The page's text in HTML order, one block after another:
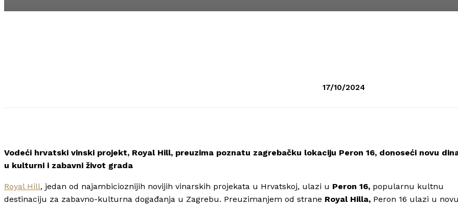
17/10/2024
Vodeći hrvatski vinski projekt, Royal Hill, preuzima poznatu zagrebačku lokaciju Peron 16, donoseći novu
u kulturni i zabavni život grada
Royal Hill, jedan od najambicioznijih novijih vinarskih projekata u Hrvatskoj, ulazi u Peron 16, popularnu kultnu
destinaciju za zabavno-kulturna događanja u Zagrebu. Preuzimanjem od strane Royal Hilla, Peron 16 ulazi u